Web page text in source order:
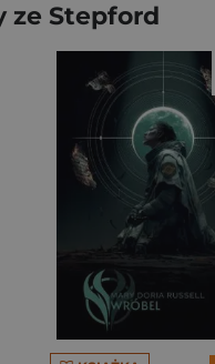
ze Stepford